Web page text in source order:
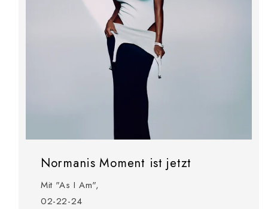
Normanis Moment ist jetzt
Mit "As I Am",
02-22-24